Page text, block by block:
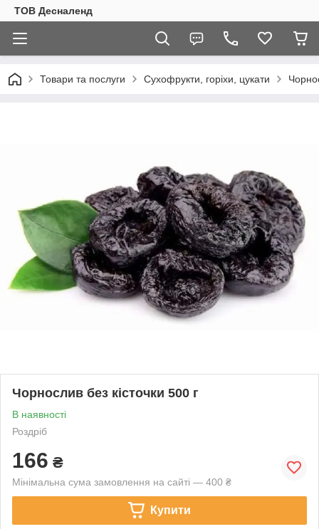
ТОВ Десналенд
Товари та послуги Сухофрукти, горіхи, цукати
Чорнослив без кісточки 500 г
В наявності
Роздріб
166 ₴
Мінімальна сума замовлення на сайті — 400 ₴
Купити